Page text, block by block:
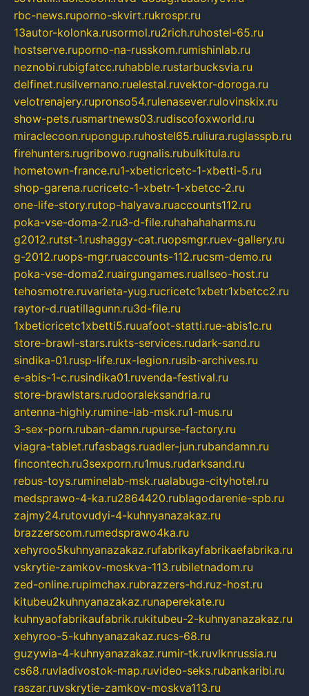
rbc-news.ruporno-skvirt.rukrospr.ru
13autor-kolonka.rusormol.ru2rich.ruhostel-65.ru
hostserve.ruporno-na-russkom.rumishinlab.ru
neznobi.rubigfatcc.ruhabble.rustarbucksvia.ru
delfinet.rusilvernano.ruelestal.ruvektor-doroga.ru
velotrenajery.rupronso54.rulenasever.rulovinskix.ru
show-pets.rusmartnews03.rudiscofoxworld.ru
miraclecoon.rupongup.ruhostel65.ruliura.ruglasspb.ru
firehunters.rugribowo.rugnalis.rubulkitula.ru
hometown-france.ru1-xbeticricetc-1-xbetti-5.ru
shop-garena.rucricetc-1-xbetr-1-xbetcc-2.ru
one-life-story.rutop-halyava.ruaccounts112.ru
poka-vse-doma-2.ru3-d-file.ruhahahaharms.ru
g2012.rutst-1.rushaggy-cat.ruopsmgr.ruev-gallery.ru
g-2012.ruops-mgr.ruaccounts-112.rucsm-demo.ru
poka-vse-doma2.ruairgungames.ruallseo-host.ru
tehosmotre.ruvarieta-yug.rucricetc1xbetr1xbetcc2.ru
raytor-d.ruatillagunn.ru3d-file.ru
1xbeticricetc1xbetti5.ruuafoot-statti.rue-abis1c.ru
store-brawl-stars.rukts-services.rudark-sand.ru
sindika-01.rusp-life.rux-legion.rusib-archives.ru
e-abis-1-c.rusindika01.ruvenda-festival.ru
store-brawlstars.rudooraleksandria.ru
antenna-highly.rumine-lab-msk.ru1-mus.ru
3-sex-porn.ruban-damn.rupurse-factory.ru
viagra-tablet.rufasbags.ruadler-jun.rubandamn.ru
fincontech.ru3sexporn.ru1mus.rudarksand.ru
rebus-toys.ruminelab-msk.rualabuga-cityhotel.ru
medsprawo-4-ka.ru2864420.rublagodarenie-spb.ru
zajmy24.rutovudyi-4-kuhnyanazakaz.ru
brazzerscom.rumedsprawo4ka.ru
xehyroo5kuhnyanazakaz.rufabrikayfabrikaefabrika.ru
vskrytie-zamkov-moskva-113.rubiletnadom.ru
zed-online.rupimchax.rubrazzers-hd.ruz-host.ru
kitubeu2kuhnyanazakaz.runaperekate.ru
kuhnyaofabrikaufabrik.rukitubeu-2-kuhnyanazakaz.ru
xehyroo-5-kuhnyanazakaz.rucs-68.ru
guzywia-4-kuhnyanazakaz.rumir-tk.ruvlknrussia.ru
cs68.ruvladivostok-map.ruvideo-seks.rubankaribi.ru
raszar.ruvskrytie-zamkov-moskva113.ru